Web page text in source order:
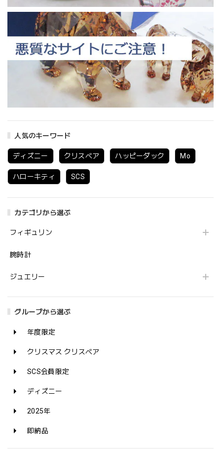
人気のキーワード
ディズニー クリスベア ハッピーダック Mo
ハローキティ SCS
カテゴリから選ぶ
フィギュリン
腕時計
ジュエリー
グループから選ぶ
年度限定
クリスマス クリスベア
SCS会員限定
ディズニー
2025年
即納品